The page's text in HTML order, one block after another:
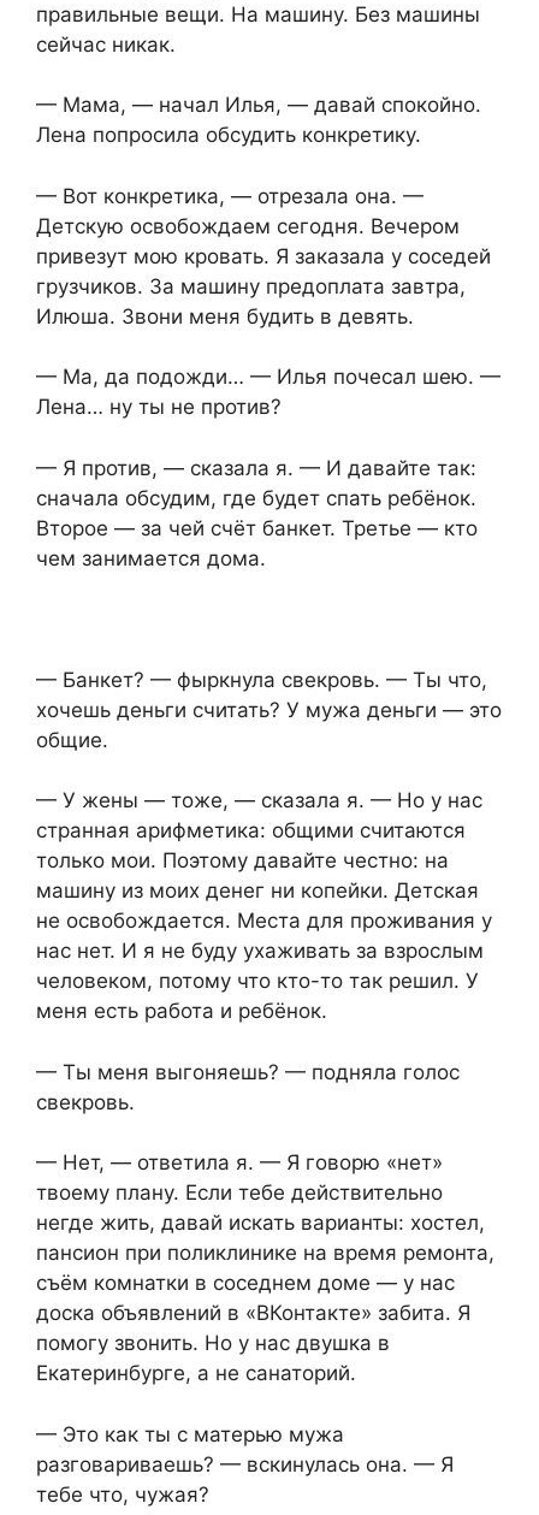
правильные вещи. На машину. Без машины
сейчас никак.
— Мама, — начал Илья, — давай спокойно.
Лена попросила обсудить конкретику.
— Вот конкретика, — отрезала она. —
Детскую освобождаем сегодня. Вечером
привезут мою кровать. Я заказала у соседей
грузчиков. За машину предоплата завтра,
Илюша. Звони меня будить в девять.
— Ма, да подожди… — Илья почесал шею. —
Лена… ну ты не против?
— Я против, — сказала я. — И давайте так:
сначала обсудим, где будет спать ребёнок.
Второе — за чей счёт банкет. Третье — кто
чем занимается дома.
— Банкет? — фыркнула свекровь. — Ты что,
хочешь деньги считать? У мужа деньги — это
общие.
— У жены — тоже, — сказала я. — Но у нас
странная арифметика: общими считаются
только мои. Поэтому давайте честно: на
машину из моих денег ни копейки. Детская
не освобождается. Места для проживания у
нас нет. И я не буду ухаживать за взрослым
человеком, потому что кто-то так решил. У
меня есть работа и ребёнок.
— Ты меня выгоняешь? — подняла голос
свекровь.
— Нет, — ответила я. — Я говорю «нет»
твоему плану. Если тебе действительно
негде жить, давай искать варианты: хостел,
пансион при поликлинике на время ремонта,
съём комнатки в соседнем доме — у нас
доска объявлений в «ВКонтакте» забита. Я
помогу звонить. Но у нас двушка в
Екатеринбурге, а не санаторий.
— Это как ты с матерью мужа
разговариваешь? — вскинулась она. — Я
тебе что, чужая?